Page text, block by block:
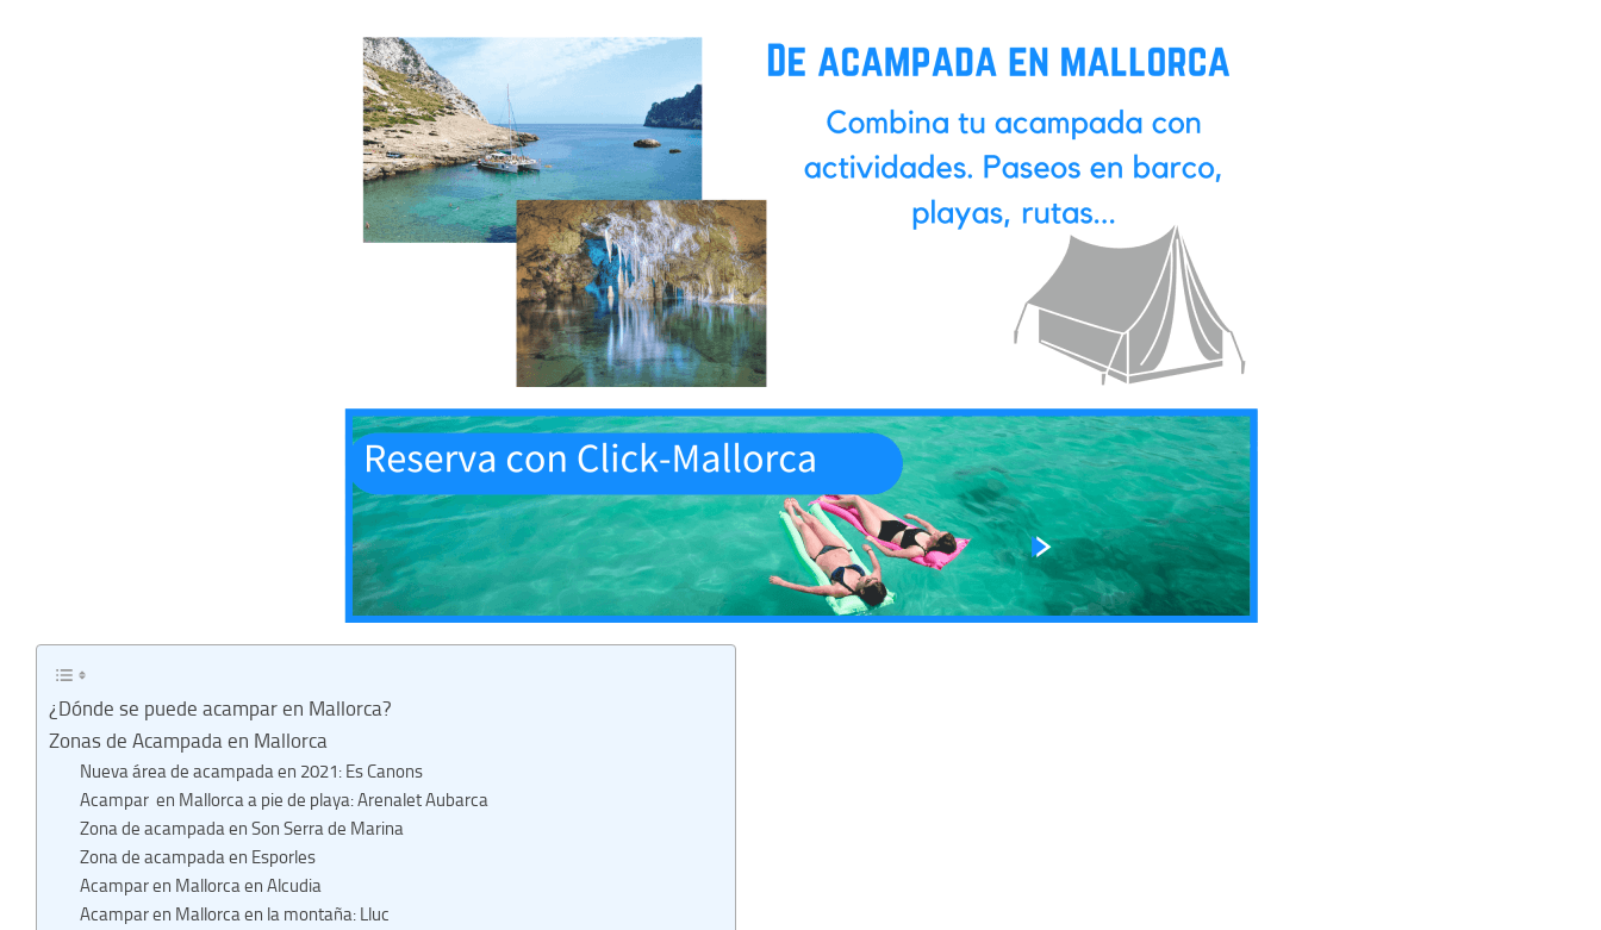
¿Dónde se puede acampar en Mallorca?
Zonas de Acampada en Mallorca
Nueva área de acampada en 2021: Es Canons
Acampar en Mallorca a pie de playa: Arenalet Aubarca
Zona de acampada en Son Serra de Marina
Zona de acampada en Esporles
Acampar en Mallorca en Alcudia
Acampar en Mallorca en la montaña: Lluc